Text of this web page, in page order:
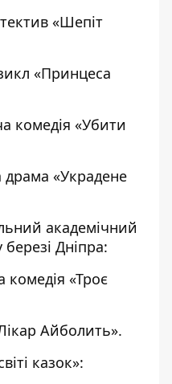
«Шепіт
«Принцеса
комедія «Убити
драма «Украдене
академічний
Дніпра:
комедія «Троє
Айболить».
казок»: